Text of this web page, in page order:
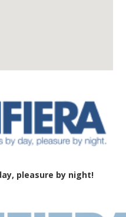
pleasure by night!